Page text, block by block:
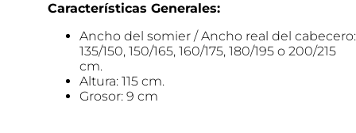
Características Generales:
Ancho del somier / Ancho real del cabecero:
135/150, 150/165, 160/175, 180/195 o 200/215
cm.
Altura: 115 cm.
Grosor: 9 cm